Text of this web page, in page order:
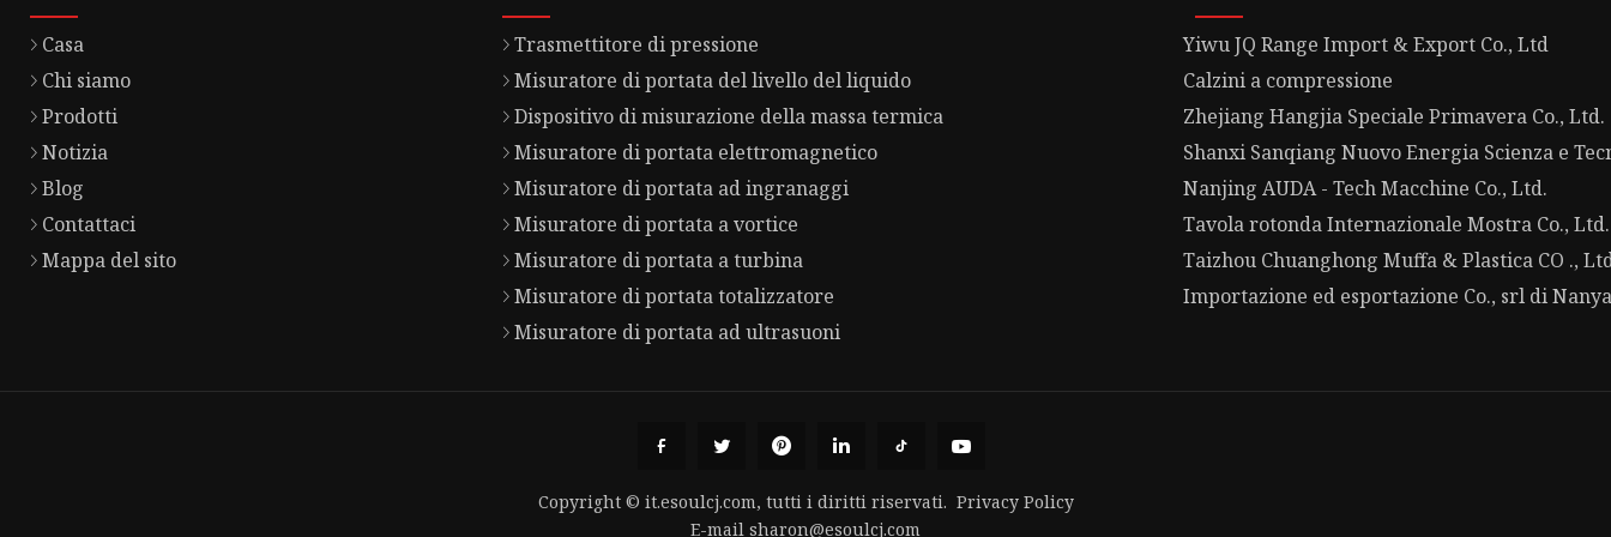
Casa
Chi siamo
Prodotti
Notizia
Blog
Contattaci
Mappa del sito
Trasmettitore di pressione
Misuratore di portata del livello del liquido
Dispositivo di misurazione della massa termica
Misuratore di portata elettromagnetico
Misuratore di portata ad ingranaggi
Misuratore di portata a vortice
Misuratore di portata a turbina
Misuratore di portata totalizzatore
Misuratore di portata ad ultrasuoni
Yiwu JQ Range Import & Export Co., Ltd
Calzini a compressione
Zhejiang Hangjia Speciale Primavera Co., Ltd.
Shanxi Sanqiang Nuovo Energia Scienza e
Nanjing AUDA - Tech Macchine Co., Ltd.
Tavola rotonda Internazionale Mostra Co., Ltd.
Taizhou Chuanghong Muffa & Plastica CO .,
Importazione ed esportazione Co., srl di
Copyright © it.esoulcj.com, tutti i diritti riservati. Privacy Policy
E-mail sharon@esoulcj.com